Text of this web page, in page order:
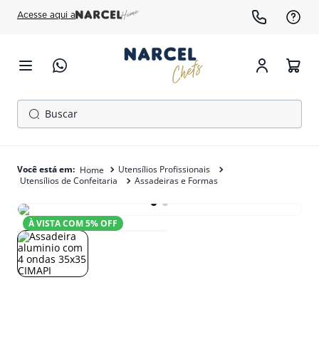
Acesse aqui a
Buscar
Utensílios Profissionais
Utensílios de Confeitaria
Assadeiras e Formas
À VISTA COM5% OFF
1º
cafeteira
3º
forno
4º
freezer
5º
exaustor